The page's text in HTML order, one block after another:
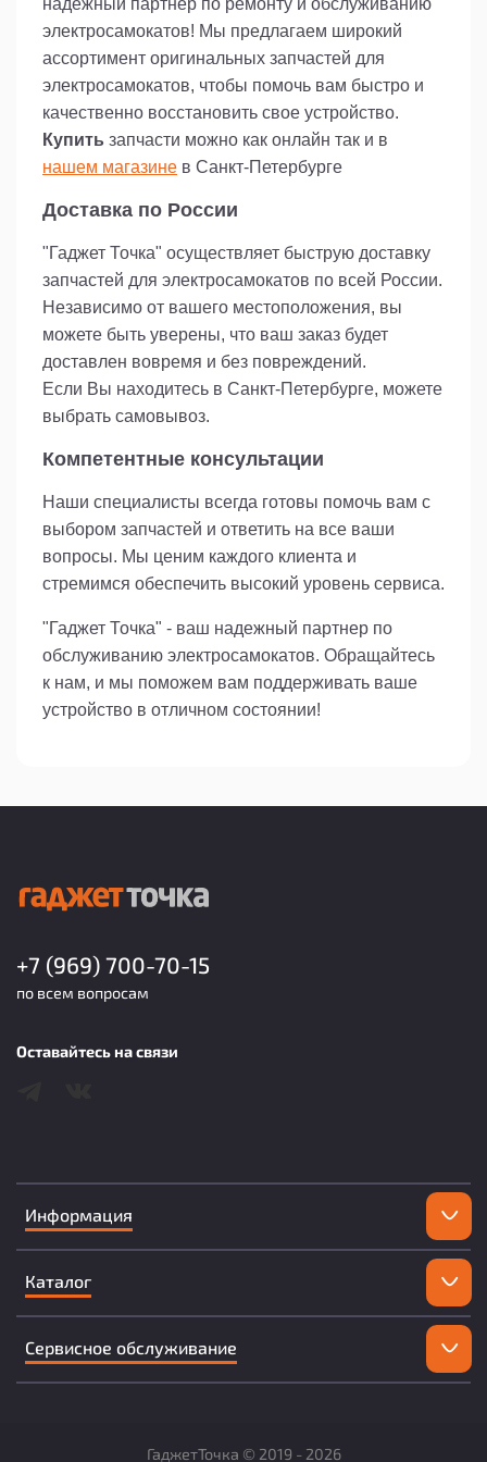
надежный партнер по ремонту и обслуживанию
электросамокатов! Мы предлагаем широкий
ассортимент оригинальных запчастей для
электросамокатов, чтобы помочь вам быстро и
качественно восстановить свое устройство.
Купить запчасти можно как онлайн так и в
нашем магазине в Санкт-Петербурге
Доставка по России
"Гаджет Точка" осуществляет быструю доставку
запчастей для электросамокатов по всей России.
Независимо от вашего местоположения, вы
можете быть уверены, что ваш заказ будет
доставлен вовремя и без повреждений.
Если Вы находитесь в Санкт-Петербурге, можете
выбрать самовывоз.
Компетентные консультации
Наши специалисты всегда готовы помочь вам с
выбором запчастей и ответить на все ваши
вопросы. Мы ценим каждого клиента и
стремимся обеспечить высокий уровень сервиса.
"Гаджет Точка" - ваш надежный партнер по
обслуживанию электросамокатов. Обращайтесь
к нам, и мы поможем вам поддерживать ваше
устройство в отличном состоянии!
Информация
Каталог
Сервисное обслуживание
+7 (969) 700-70-15
по всем вопросам
Оставайтесь на связи
ГаджетТочка © 2019 - 2026